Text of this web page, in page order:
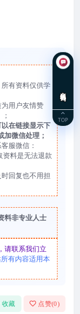
所有资料仅供学
为用户友情赞
在链接显示下
加微信处理；
服微信：
料是无法退款
回复也不用担
料非专业人士
请联系我们立
有内容适用本
收藏 点赞(0)
TOP